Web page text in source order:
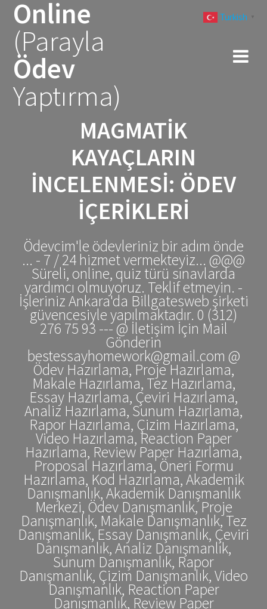
Online
(Parayla
Ödev
Yaptırma)
MAGMATIK
KAYAÇLARIN
İNCELENMESI: ÖDEV
İÇERIKLERI
Ödevcim'le ödevleriniz bir adım önde
... - 7 / 24 hizmet vermekteyiz... @@@
Süreli, online, quiz türü sınavlarda
yardımcı olmuyoruz. Teklif etmeyin. -
İşleriniz Ankara'da Billgatesweb şirketi
güvencesiyle yapılmaktadır. 0 (312)
276 75 93 --- @ İletişim İçin Mail
Gönderin
bestessayhomework@gmail.com @
Ödev Hazırlama, Proje Hazırlama,
Makale Hazırlama, Tez Hazırlama,
Essay Hazırlama, Çeviri Hazırlama,
Analiz Hazırlama, Sunum Hazırlama,
Rapor Hazırlama, Çizim Hazırlama,
Video Hazırlama, Reaction Paper
Hazırlama, Review Paper Hazırlama,
Proposal Hazırlama, Öneri Formu
Hazırlama, Kod Hazırlama, Akademik
Danışmanlık, Akademik Danışmanlık
Merkezi, Ödev Danışmanlık, Proje
Danışmanlık, Makale Danışmanlık, Tez
Danışmanlık, Essay Danışmanlık, Çeviri
Danışmanlık, Analiz Danışmanlık,
Sunum Danışmanlık, Rapor
Danışmanlık, Çizim Danışmanlık, Video
Danışmanlık, Reaction Paper
Danışmanlık, Review Paper
Turkish ▼